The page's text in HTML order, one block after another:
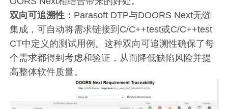
双向可追溯性： Parasoft DTP与DOORS Next无缝
集成，可自动将需求链接到C/C++test或C/C++test
CT中定义的测试用例。这种双向可追溯性确保了每
个需求都得到考虑和验证，从而降低缺陷风险并提
高整体软件质量。